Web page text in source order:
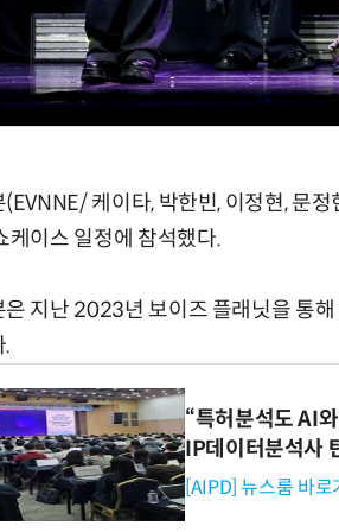
(EVNNE/ 케이타, 박한빈, 이정현, 문
케이스 일정에 참석했다.
은 지난 2023년 보이즈 플래닛을 통
.
“특허분석도 AI
IP데이터분석사
[AIPD] 뉴스룸 바로